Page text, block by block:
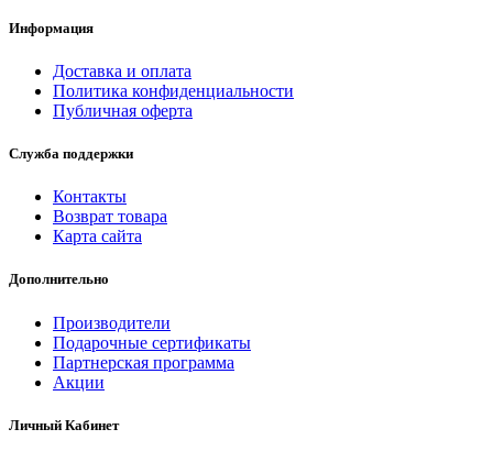
Информация
Доставка и оплата
Политика конфиденциальности
Публичная оферта
Служба поддержки
Контакты
Возврат товара
Карта сайта
Дополнительно
Производители
Подарочные сертификаты
Партнерская программа
Акции
Личный Кабинет